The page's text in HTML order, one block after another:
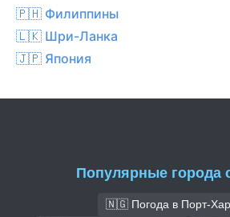
🇵🇭 Филиппины
🇱🇰 Шри-Ланка
🇯🇵 Япония
Популярные города
🇳🇬 Погода в Порт-